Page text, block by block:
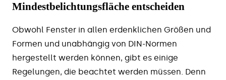
Mindestbelichtungsfläche entscheiden
Obwohl Fenster in allen erdenklichen Größen und
Formen und unabhängig von DIN-Normen
hergestellt werden können, gibt es einige
Regelungen, die beachtet werden müssen. Denn